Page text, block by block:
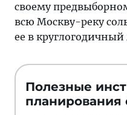
своему
всю Москву-реку
ее в
Полезные
планирования